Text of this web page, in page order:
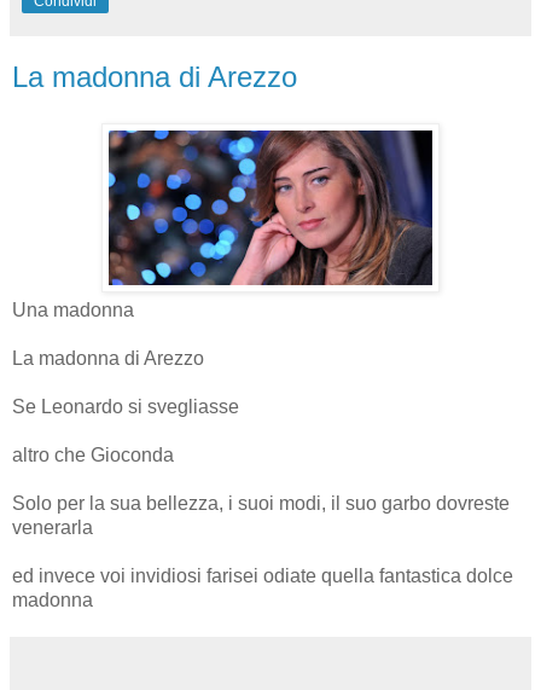
La madonna di Arezzo
Una madonna
La madonna di Arezzo
Se Leonardo si svegliasse
altro che Gioconda
Solo per la sua bellezza, i suoi modi, il suo garbo dovreste
venerarla
ed invece voi invidiosi farisei odiate quella fantastica dolce
madonna